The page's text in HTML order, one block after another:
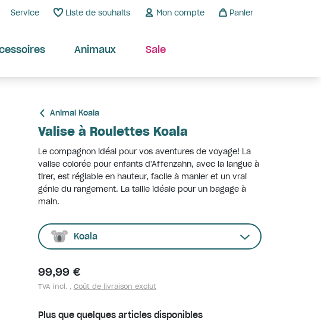
Service Liste de souhaits Mon compte Panier
Animaux Sale
Animal Koala
Valise à Roulettes Koala
Le compagnon idéal pour vos aventures de voyage! La
valise colorée pour enfants d'Affenzahn, avec la langue à
tirer, est réglable en hauteur, facile à manier et un vrai
génie du rangement. La taille idéale pour un bagage à
main.
Koala
99,99 €
TVA incl. , Coût de livraison exclut
Plus que quelques articles disponibles